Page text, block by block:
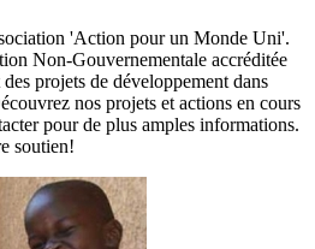
'Action pour un Monde Uni'.
Non-Gouvernementale accréditée
projets de développement dans
nos projets et actions en cours
pour de plus amples informations.
soutien!